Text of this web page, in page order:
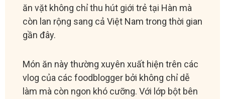
ăn vặt không chỉ thu hút giới trẻ tại Hàn mà
còn lan rộng sang cả Việt Nam trong thời gian
gần đây.
Món ăn này thường xuyên xuất hiện trên các
vlog của các foodblogger bởi không chỉ dễ
làm mà còn ngon khó cưỡng. Với lớp bột bên